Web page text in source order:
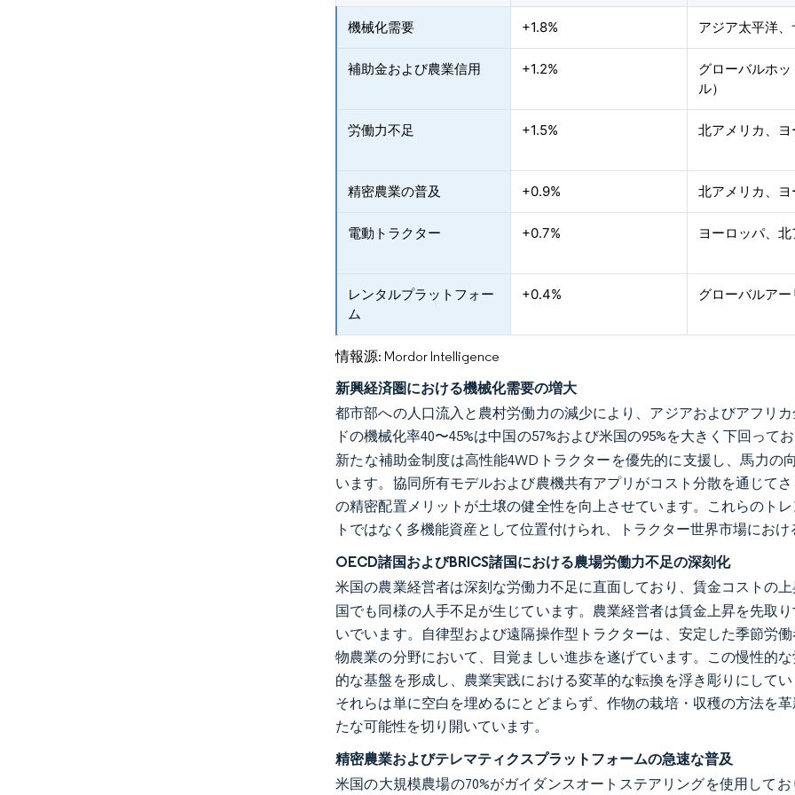
機械化需要 +1.8% アジア太平洋
補助金および農業信用 +1.2%
グローバルホ
ル）
労働力不足 +1.5% 北アメリカ、
精密農業の普及 +0.9% 北アメリカ、
電動トラクター +0.7% ヨーロッパ、
レンタルプラットフォー
ム
+0.4% グローバルア
情報源: Mordor Intelligence
新興経済圏における機械化需要の増大
都市部への人口流入と農村労働力の減少により、アジアおよびアフリ
ドの機械化率40〜45%は中国の57%および米国の95%を大きく下回っ
新たな補助金制度は高性能4WDトラクターを優先的に支援し、馬力
います。協同所有モデルおよび農機共有アプリがコスト分散を通じて
の精密配置メリットが土壌の健全性を向上させています。これらのト
トではなく多機能資産として位置付けられ、トラクター世界市場にお
OECD諸国およびBRICS諸国における農場労働力不足の深刻化
米国の農業経営者は深刻な労働力不足に直面しており、賃金コストの
国でも同様の人手不足が生じています。農業経営者は賃金上昇を先取
いでいます。自律型および遠隔操作型トラクターは、安定した季節労
物農業の分野において、目覚ましい進歩を遂げています。この慢性的
的な基盤を形成し、農業実践における変革的な転換を浮き彫りにして
それらは単に空白を埋めるにとどまらず、作物の栽培・収穫の方法を
たな可能性を切り開いています。
精密農業およびテレマティクスプラットフォームの急速な普及
米国の大規模農場の70%がガイダンスオートステアリングを使用して